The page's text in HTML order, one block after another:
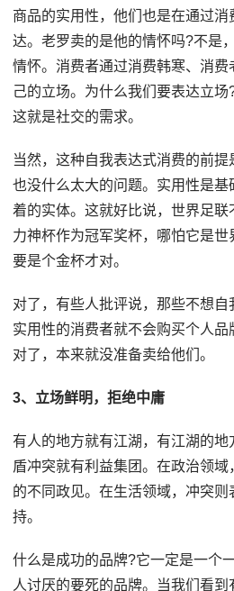
商品的实用性，他们也是在通过消
达。老罗卖的是他的情怀吗?不是
情怀。消费者通过消费韩寒、消费
己的立场。为什么我们要表达立场
这就是社交的需求。
当然，这种自我表达式消费的前
也没什么太大的问题。实用性是
着的实体。这就好比说，世界足联
力神杯作为冠军奖杯，哪怕它是
要是个金杯才对。
对了，有些人批评说，那些不想
实用性的消费者就不会购买个人
对了，本来就没准备卖给他们。
3、立场鲜明，拒绝中庸
有人的地方就有江湖，有江湖的地
盾冲突就有利益集团。在政治领
的不同政见。在生活领域，冲突
持。
什么是成功的品牌?它一定是一个
人讨厌的要死的品牌。当我们看